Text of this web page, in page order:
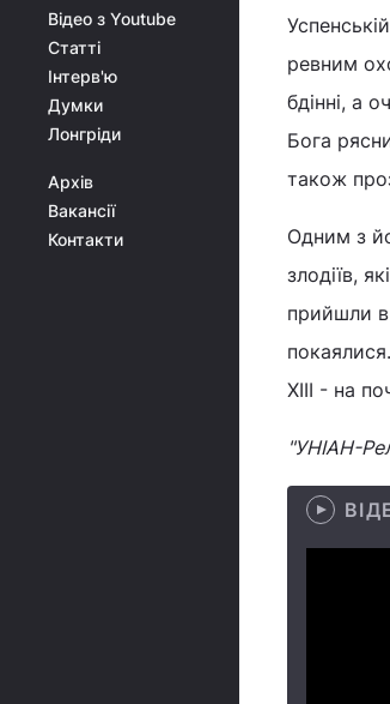
Відео з Youtube
Статті
Інтерв'ю
Думки
Лонгріди
Архів
Вакансії
Контакти
ревним
бдінні, а
Бога
також
Одним з
злодіїв,
прийшли в
ХІІІ - на
"УНІАН-